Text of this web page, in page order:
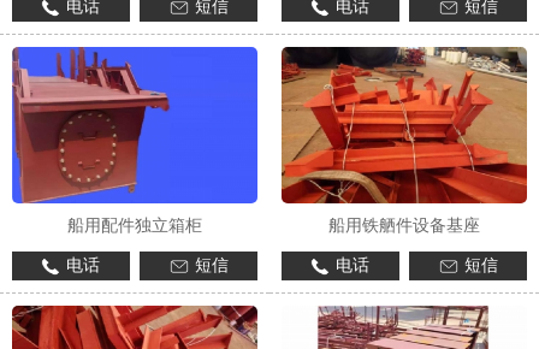
电话 短信 电话 短信
船用配件独立箱柜
电话 短信
船用铁舾件设备基座
电话 短信